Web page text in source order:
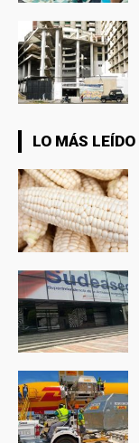
LO MÁS LEÍDO